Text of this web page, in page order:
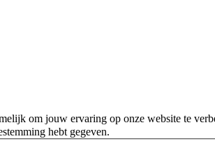
om jouw ervaring op onze website te
hebt gegeven.